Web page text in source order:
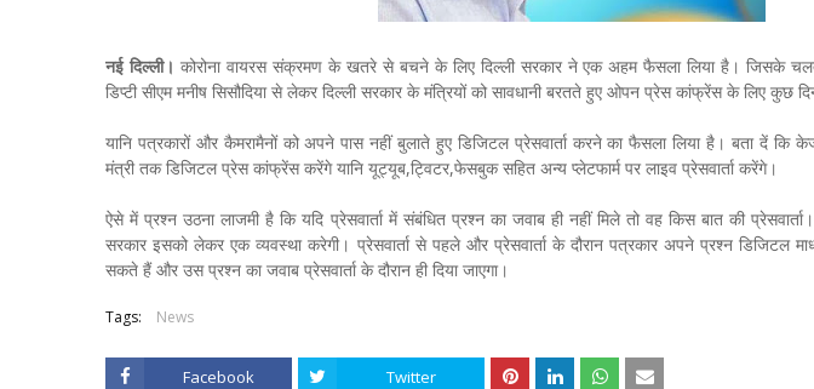
नई दिल्ली। कोरोना वायरस संक्रमण के खतरे से बचने के लिए दिल्ली सरकार ने एक अहम फैसला लिया है। जिसके
डिप्टी सीएम मनीष सिसौदिया से लेकर दिल्ली सरकार के मंत्रियों को सावधानी बरतते हुए ओपन प्रेस कांफ्रेंस के लिए कुछ
यानि पत्रकारों और कैमरामैनों को अपने पास नहीं बुलाते हुए डिजिटल प्रेसवार्ता करने का फैसला लिया है। बता दें कि
मंत्री तक ​डिजिटल प्रेस कांफ्रेंस करेंगे यानि यूट्यूब,ट्विटर,फेसबुक सहित अन्य प्लेटफार्म पर लाइव प्रेसवार्ता करेंगे।
ऐसे में प्रश्न उठना लाजमी है कि यदि प्रेसवार्ता में संबंधित प्रश्न का जवाब ही नहीं मिले तो वह किस बात की
सरकार इसको लेकर एक व्यवस्था करेगी। प्रेसवार्ता से पहले और प्रेसवार्ता के दौरान पत्रकार अपने प्रश्न ​डिजिटल
सकते हैं और उस प्रश्न का जवाब प्रेसवार्ता के दौरान ही दिया जाएगा।
Tags: News
Facebook Twitter